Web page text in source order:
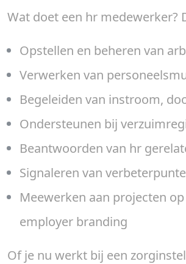
Wat doet een hr medewerker?
Opstellen en beheren van
Verwerken van
Begeleiden van instroom,
Ondersteunen bij
Beantwoorden van hr
Signaleren van
Meewerken aan projecten
employer branding
Of je nu werkt bij een